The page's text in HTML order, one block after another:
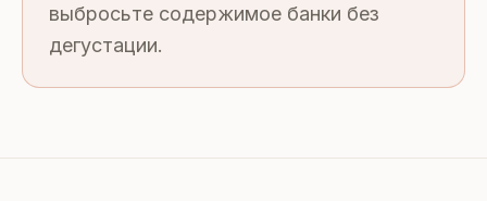
выбросьте содержимое банки без
дегустации.